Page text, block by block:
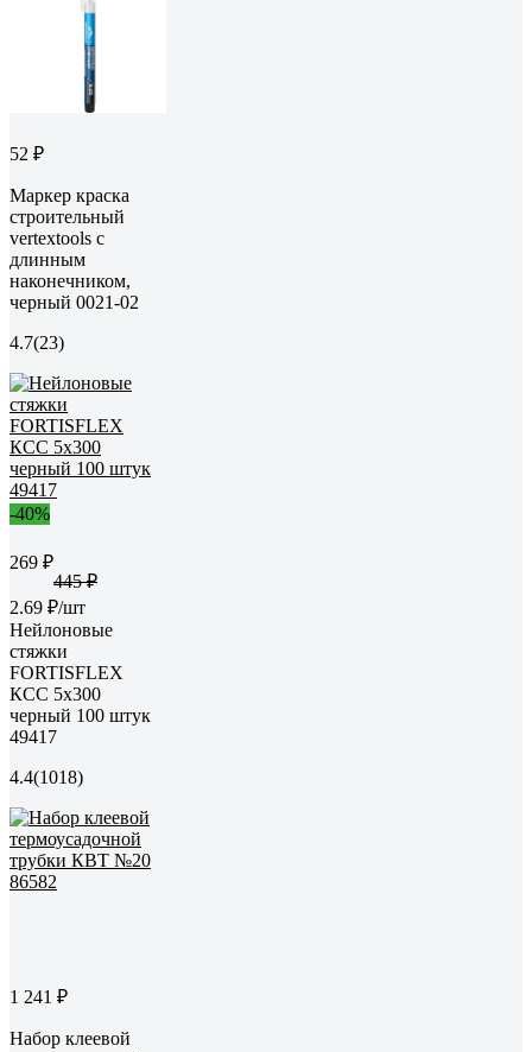
52 ₽
Маркер краска
строительный
vertextools с
длинным
наконечником,
черный 0021-02
4.7(23)
-40%
269 ₽
445 ₽
2.69 ₽/шт
Нейлоновые
стяжки
FORTISFLEX
КСС 5х300
черный 100 штук
49417
4.4(1018)
1 241 ₽
Набор клеевой